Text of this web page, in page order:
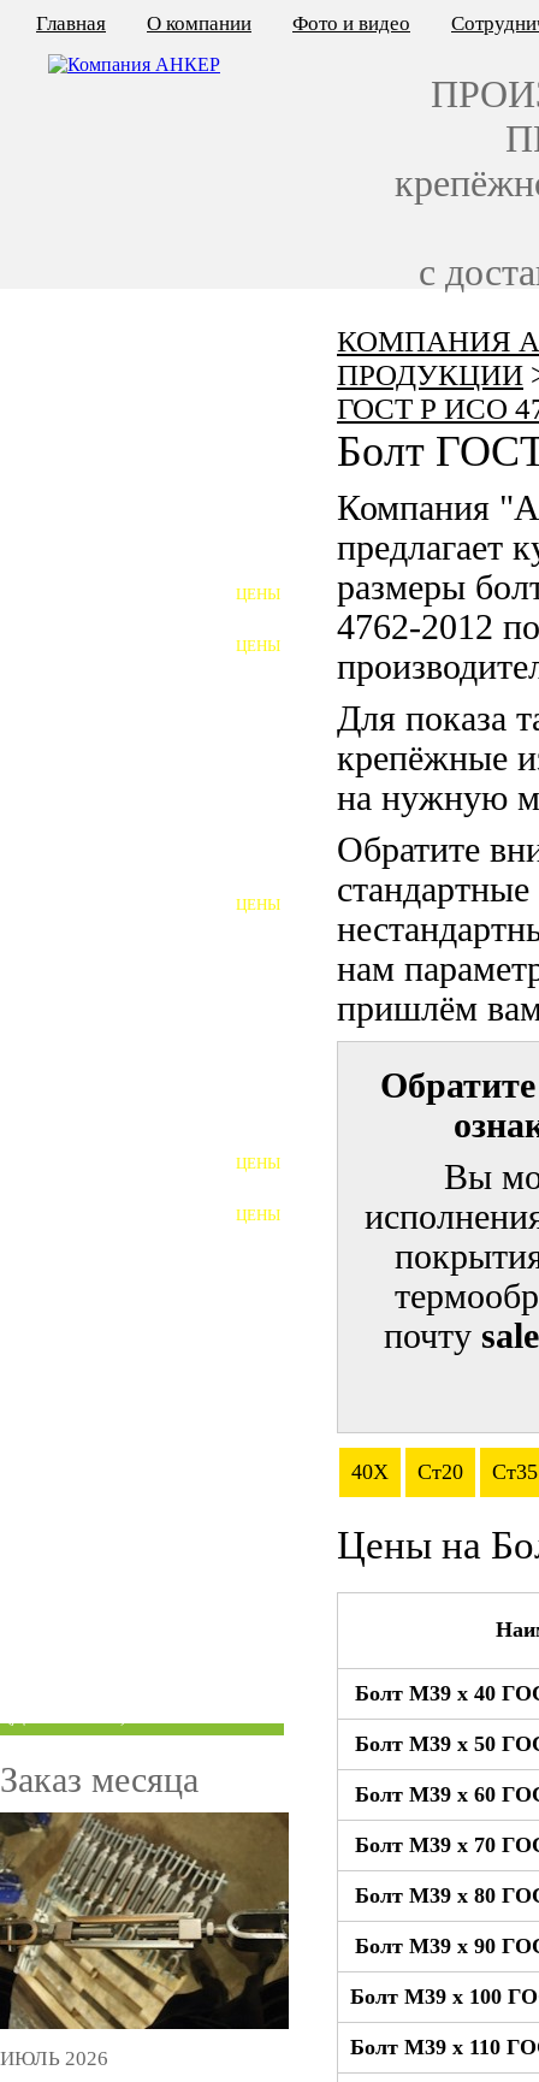
КОМПАНИЯ
ПРОДУКЦИИ
ГОСТ Р ИСО
Болт
Компания
предлагает
размеры
4762-2012
Для показа
крепёжные
на нужную
Обратите
нам
пришлём
Вы
почту
40Х Ст20 Ст35
Цены на
Болт М39 x 40
Болт М39 x 50
Болт М39 x 60
Болт М39 x 70
Болт М39 x 80
Болт М39 x 90
Болт М39 x 100
Болт М39 x 110
ЦЕНЫ
ЦЕНЫ
ШАЙБЫ ФУНДАМЕНТНЫЕ
ЦЕНЫ
ЦЕНЫ
ЦЕНЫ
Заказ месяца
ИЮЛЬ 2026
Главная О компании Фото и видео
с